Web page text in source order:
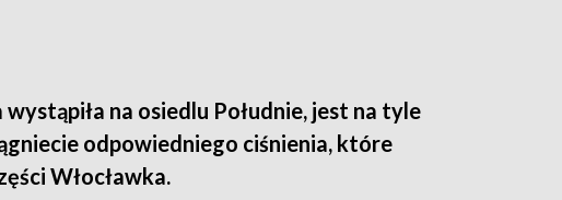
na osiedlu Południe, jest na tyle
odpowiedniego ciśnienia, które
Włocławka.